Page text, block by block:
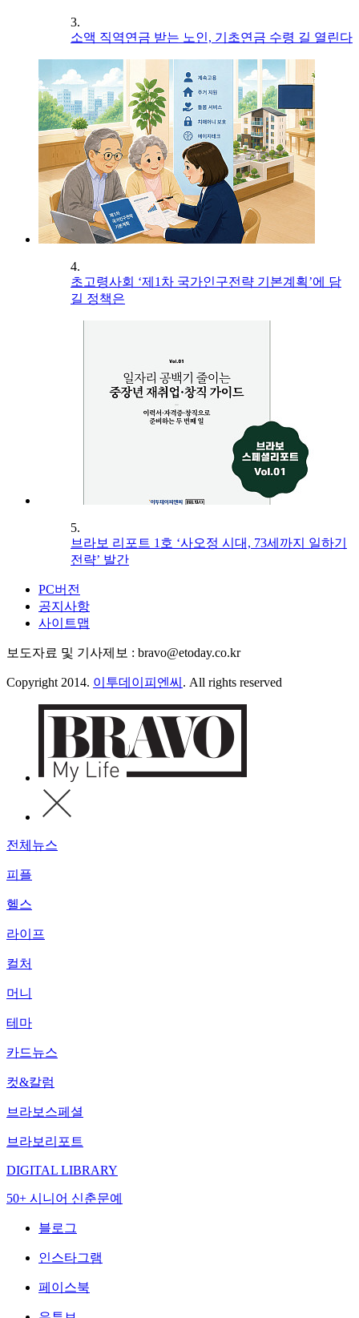
3.
소액 직역연금 받는 노인, 기초연금 수령 길 열린다
4.
초고령사회 ‘제1차 국가인구전략 기본계획’에 담
길 정책은
5.
브라보 리포트 1호 ‘사오정 시대, 73세까지 일하기
전략’ 발간
PC버전
공지사항
사이트맵
보도자료 및 기사제보 : bravo@etoday.co.kr
Copyright 2014. 이투데이피엔씨 . All rights reserved
전체뉴스
피플
헬스
라이프
컬처
머니
테마
카드뉴스
컷&칼럼
브라보스페셜
브라보리포트
DIGITAL LIBRARY
50+ 시니어 신춘문예
블로그
인스타그램
페이스북